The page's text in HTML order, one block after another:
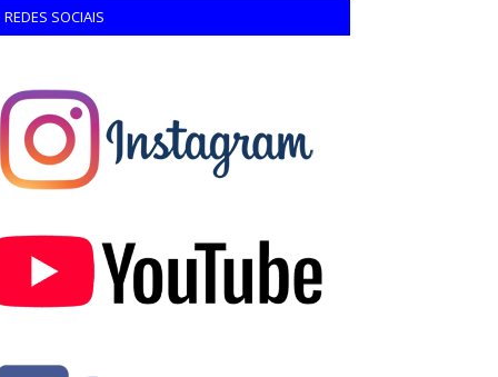
REDES SOCIAIS